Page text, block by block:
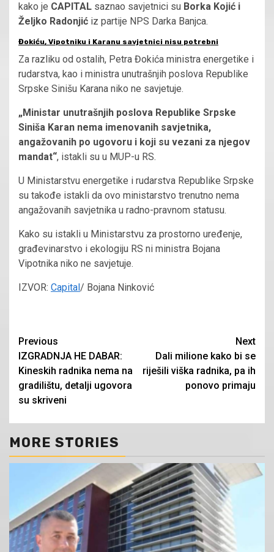
kako je CAPITAL saznao savjetnici su Borka Kojić i
Željko Radonjić iz partije NPS Darka Banjca.
Đokiću, Vipotniku i Karanu savjetnici nisu potrebni
Za razliku od ostalih, Petra Đokića ministra energetike i
rudarstva, kao i ministra unutrašnjih poslova Republike
Srpske Sinišu Karana niko ne savjetuje.
„Ministar unutrašnjih poslova Republike Srpske
Siniša Karan nema imenovanih savjetnika,
angažovanih po ugovoru i koji su vezani za njegov
mandat“, istakli su u MUP-u RS.
U Ministarstvu energetike i rudarstva Republike Srpske
su takođe istakli da ovo ministarstvo trenutno nema
angažovanih savjetnika u radno-pravnom statusu.
Kako su istakli u Ministarstvu za prostorno uređenje,
građevinarstvo i ekologiju RS ni ministra Bojana
Vipotnika niko ne savjetuje.
IZVOR: Capital/ Bojana Ninković
Continue
Reading
Previous
IZGRADNJA HE DABAR:
Kineskih radnika nema na
gradilištu, detalji ugovora
su skriveni
Next
Dali milione kako bi se
riješili viška radnika, pa ih
ponovo primaju
MORE STORIES